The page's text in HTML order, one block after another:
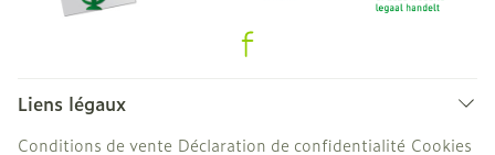
Liens légaux
Conditions de vente Déclaration de confidentialité Cookies